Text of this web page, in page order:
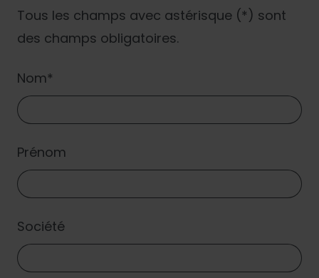
Tous les champs avec astérisque (*) sont
des champs obligatoires.
Nom
Prénom
Société